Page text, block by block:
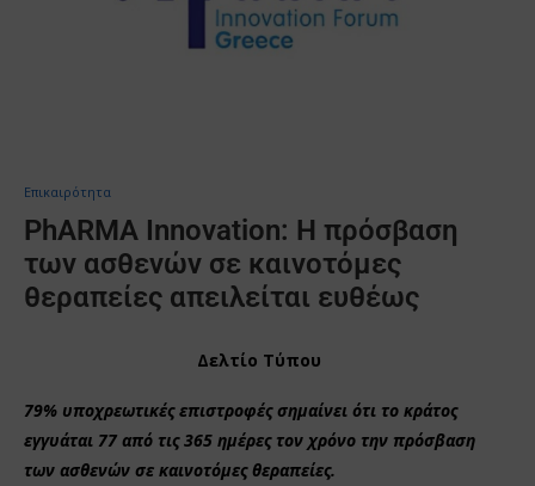
Επικαιρότητα
PhARMA Innovation: Η πρόσβαση
των ασθενών σε καινοτόμες
θεραπείες απειλείται ευθέως
Δελτίο Τύπου
79% υποχρεωτικές επιστροφές σημαίνει ότι το κράτος
εγγυάται 77 από τις 365 ημέρες τον χρόνο την πρόσβαση
των ασθενών σε καινοτόμες θεραπείες.